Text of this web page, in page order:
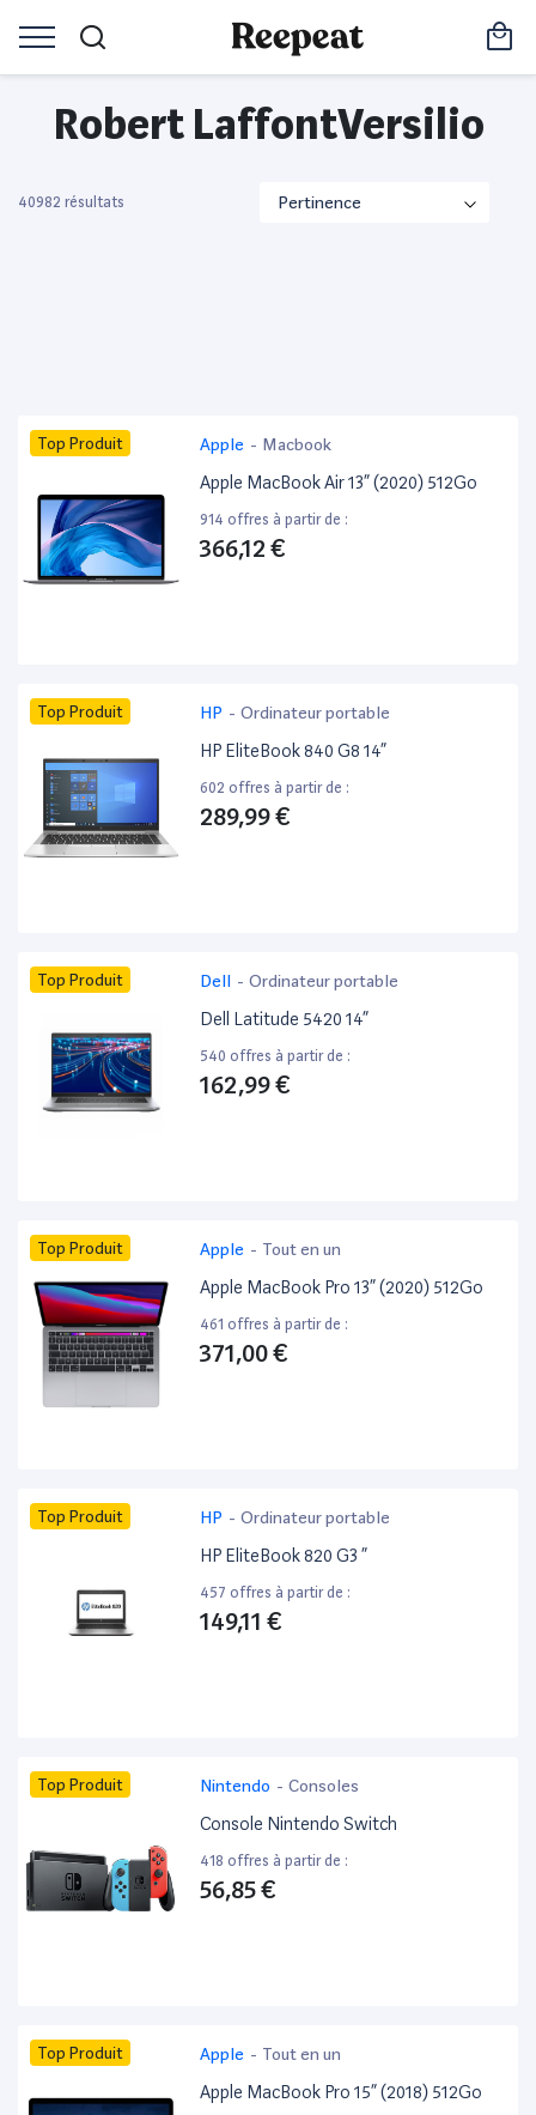
Robert LaffontVersilio
40982 résultats
Top Produit Apple - Macbook
Apple MacBook Air 13” (2020) 512Go
914 offres à partir de :
366,12 €
Top Produit HP - Ordinateur portable
HP EliteBook 840 G8 14”
602 offres à partir de :
289,99 €
Top Produit Dell - Ordinateur portable
Dell Latitude 5420 14”
540 offres à partir de :
162,99 €
Top Produit Apple - Tout en un
Apple MacBook Pro 13” (2020) 512Go
461 offres à partir de :
371,00 €
Top Produit HP - Ordinateur portable
HP EliteBook 820 G3 ”
457 offres à partir de :
149,11 €
Top Produit Nintendo - Consoles
Console Nintendo Switch
418 offres à partir de :
56,85 €
Top Produit Apple - Tout en un
Apple MacBook Pro 15” (2018) 512Go